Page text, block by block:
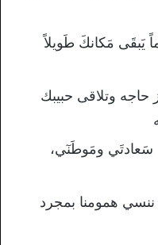
يَبقَى مَكانكَ طَويلاً
وتلاقى حبيبك
ومَوطَنٓي،
همومنا بمجرد